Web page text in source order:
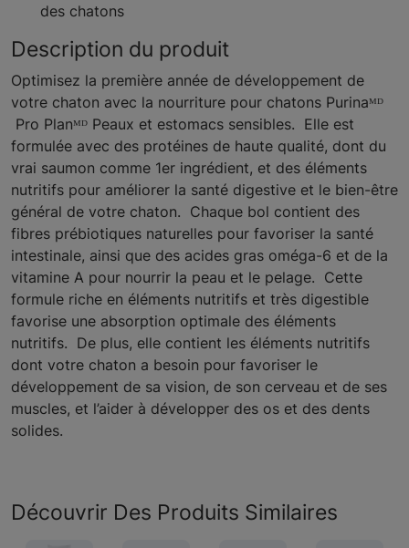
des chatons
Description du produit
Optimisez la première année de développement de
votre chaton avec la nourriture pour chatons Purinaᴹᴰ
Pro Planᴹᴰ Peaux et estomacs sensibles. Elle est
formulée avec des protéines de haute qualité, dont du
vrai saumon comme 1er ingrédient, et des éléments
nutritifs pour améliorer la santé digestive et le bien-être
général de votre chaton. Chaque bol contient des
fibres prébiotiques naturelles pour favoriser la santé
intestinale, ainsi que des acides gras oméga-6 et de la
vitamine A pour nourrir la peau et le pelage. Cette
formule riche en éléments nutritifs et très digestible
favorise une absorption optimale des éléments
nutritifs. De plus, elle contient les éléments nutritifs
dont votre chaton a besoin pour favoriser le
développement de sa vision, de son cerveau et de ses
muscles, et l’aider à développer des os et des dents
solides.
Découvrir Des Produits Similaires